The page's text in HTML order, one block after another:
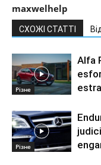
maxwelhelp
СХОЖІ СТАТТІ
Різне
Alfa
Різне